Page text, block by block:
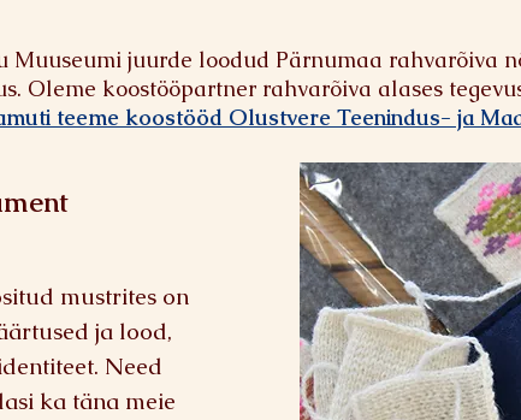
Muuseumi juurde loodud Pärnumaa rahvarõiva n
Oleme koostööpartner rahvarõiva alases
teeme koostööd Olustvere Teenindus- ja
mustrites on
ja lood,
Need
ka täna meie